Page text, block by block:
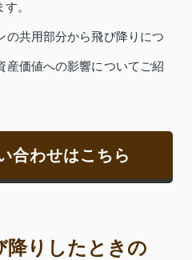
。
の共用部分から飛び降りにつ
産価値への影響についてご紹
合わせはこちら
降りしたときの